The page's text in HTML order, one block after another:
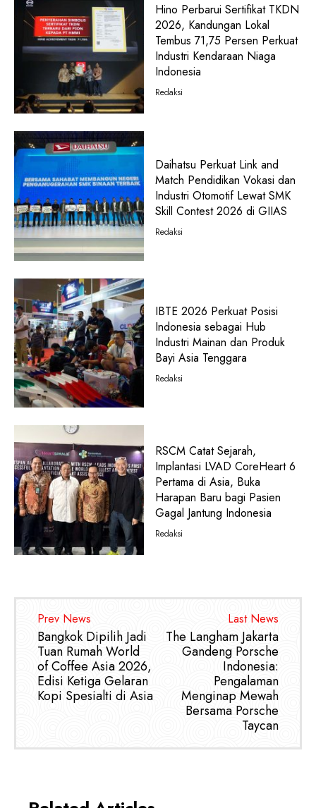
Hino Perbarui Sertifikat TKDN
2026, Kandungan Lokal
Tembus 71,75 Persen Perkuat
Industri Kendaraan Niaga
Indonesia
Redaksi
Daihatsu Perkuat Link and
Match Pendidikan Vokasi dan
Industri Otomotif Lewat SMK
Skill Contest 2026 di GIIAS
Redaksi
IBTE 2026 Perkuat Posisi
Indonesia sebagai Hub
Industri Mainan dan Produk
Bayi Asia Tenggara
Redaksi
RSCM Catat Sejarah,
Implantasi LVAD CoreHeart 6
Pertama di Asia, Buka
Harapan Baru bagi Pasien
Gagal Jantung Indonesia
Redaksi
Prev News
Bangkok Dipilih Jadi
Tuan Rumah World
of Coffee Asia 2026,
Edisi Ketiga Gelaran
Kopi Spesialti di Asia
Last News
The Langham Jakarta
Gandeng Porsche
Indonesia:
Pengalaman
Menginap Mewah
Bersama Porsche
Taycan